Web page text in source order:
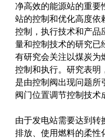
净高效的能源站的重要
站的控制和优化高度依
控制，执行技术和产品
量和控制技术的研究已
有研究会关注以煤炭为
控制和执行。研究表明
是由控制阀出现问题所
阀门位置调节控制技术
由于发电站需要达到转
排放、使用燃料的柔性